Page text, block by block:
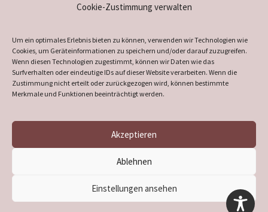
Cookie-Zustimmung verwalten
Um ein optimales Erlebnis bieten zu können, verwenden wir Technologien wie
Cookies, um Geräteinformationen zu speichern und/oder darauf zuzugreifen.
Wenn diesen Technologien zugestimmt, können wir Daten wie das
Surfverhalten oder eindeutige IDs auf dieser Website verarbeiten. Wenn die
Zustimmung nicht erteilt oder zurückgezogen wird, können bestimmte
Merkmale und Funktionen beeinträchtigt werden.
Akzeptieren
Ablehnen
Einstellungen ansehen
supported by DÖ
Heimatverein Verl– Alle Rechte vorbehalten